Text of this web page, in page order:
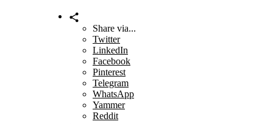
Share via...
Twitter
LinkedIn
Facebook
Pinterest
Telegram
WhatsApp
Yammer
Reddit